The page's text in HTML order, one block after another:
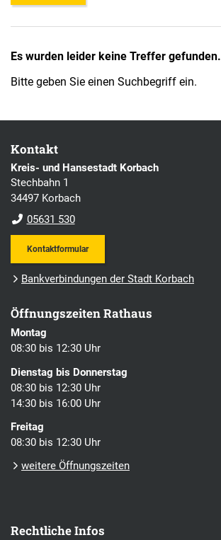
Es wurden leider keine Treffer gefunden.
Bitte geben Sie einen Suchbegriff ein.
Kontakt
Kreis- und Hansestadt Korbach
Stechbahn 1
34497 Korbach
05631 530
Kontaktformular
Bankverbindungen der Stadt Korbach
Öffnungszeiten Rathaus
Montag
08:30 bis 12:30 Uhr
Dienstag bis Donnerstag
08:30 bis 12:30 Uhr
14:30 bis 16:00 Uhr
Freitag
08:30 bis 12:30 Uhr
weitere Öffnungszeiten
Rechtliche Infos